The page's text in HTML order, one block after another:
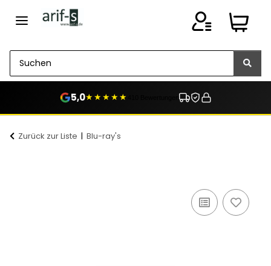
5,0★★★★★
Zurück zur Liste Blu-ray's